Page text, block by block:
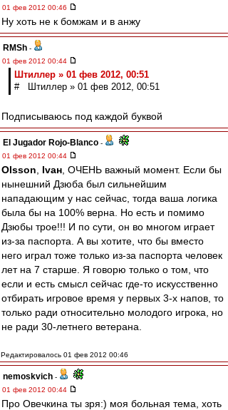
01 фев 2012 00:46
Ну хоть не к бомжам и в анжу
RMSh -
01 фев 2012 00:44
Штиллер » 01 фев 2012, 00:51
# Штиллер » 01 фев 2012, 00:51
Подписываюсь под каждой буквой
El Jugador Rojo-Blanco -
01 фев 2012 00:44
Olsson Ivан , ОЧЕНЬ важный момент. Если бы
нынешний Дзюба был сильнейшим
нападающим у нас сейчас, тогда ваша логика
была бы на 100% верна. Но есть и помимо
Дзюбы трое!!! И по сути, он во многом играет
из-за паспорта. А вы хотите, что бы вместо
него играл тоже только из-за паспорта человек
лет на 7 старше. Я говорю только о том, что
если и есть смысл сейчас где-то искусственно
отбирать игровое время у первых 3-х напов, то
только ради относительно молодого игрока, но
не ради 30-летнего ветерана.
Редактировалось 01 фев 2012 00:46
nemoskvich -
01 фев 2012 00:44
Про Овечкина ты зря:) моя больная тема, хоть